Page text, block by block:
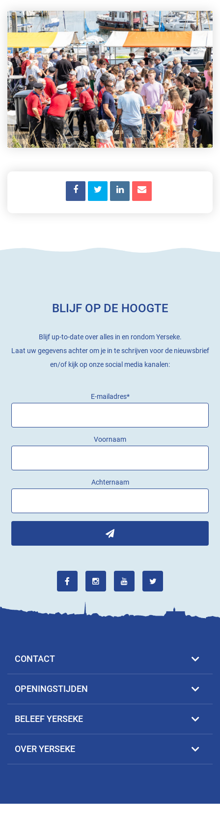
BLIJF OP DE HOOGTE
Blijf up-to-date over alles in en rondom Yerseke.
Laat uw gegevens achter om je in te schrijven voor de nieuwsbrief
en/of kijk op onze social media kanalen:
E-mailadres*
Voornaam
Achternaam
CONTACT
OPENINGSTIJDEN
BELEEF YERSEKE
OVER YERSEKE